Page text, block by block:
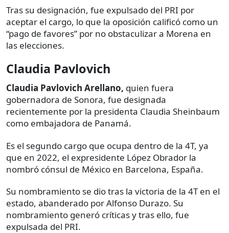
Tras su designación, fue expulsado del PRI por
aceptar el cargo, lo que la oposición calificó como un
“pago de favores” por no obstaculizar a Morena en
las elecciones.
Claudia Pavlovich
Claudia Pavlovich Arellano, quien fuera
gobernadora de Sonora, fue designada
recientemente por la presidenta Claudia Sheinbaum
como embajadora de Panamá.
Es el segundo cargo que ocupa dentro de la 4T, ya
que en 2022, el expresidente López Obrador la
nombró cónsul de México en Barcelona, España.
Su nombramiento se dio tras la victoria de la 4T en el
estado, abanderado por Alfonso Durazo. Su
nombramiento generó críticas y tras ello, fue
expulsada del PRI.